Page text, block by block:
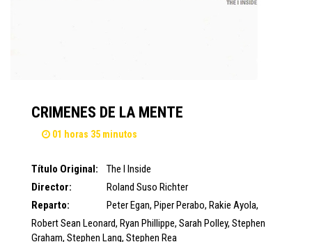
CRIMENES DE LA MENTE
01 horas 35 minutos
Título Original:
The I Inside
Director:
Roland Suso Richter
Reparto:
Peter Egan, Piper Perabo, Rakie Ayola,
Robert Sean Leonard, Ryan Phillippe, Sarah Polley, Stephen
Graham, Stephen Lang, Stephen Rea